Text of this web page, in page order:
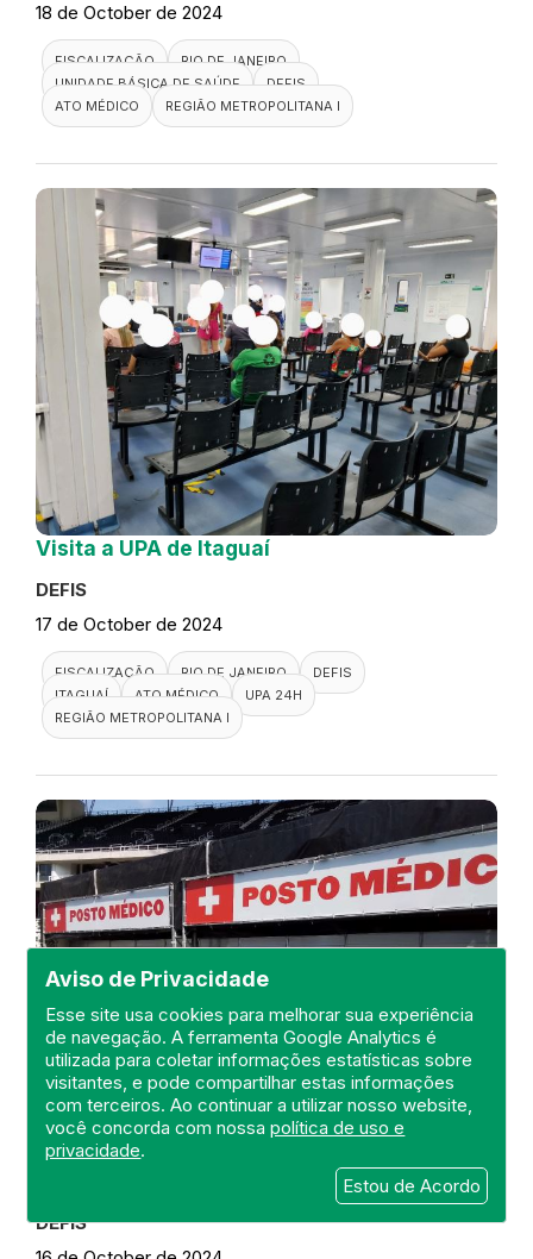
Aviso de Privacidade
Esse site usa cookies para melhorar sua experiência
de navegação. A ferramenta Google Analytics é
utilizada para coletar informações estatísticas sobre
visitantes, e pode compartilhar estas informações
com terceiros. Ao continuar a utilizar nosso website,
você concorda com nossapolítica de uso e
privacidade.
Estou de Acordo
18 de October de 2024
FISCALIZAÇÃO
RIO DE JANEIRO
UNIDADE BÁSICA DE SAÚDE
DEFIS
ATO MÉDICO
REGIÃO METROPOLITANA I
Visita a UPA de Itaguaí
DEFIS
17 de October de 2024
FISCALIZAÇÃO RIO DE JANEIRO
DEFIS
ITAGUAÍ
ATO MÉDICO
UPA 24H
REGIÃO METROPOLITANA I
Visita ao Posto Médico do Show
DEFIS